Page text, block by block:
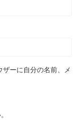
ーに自分の名前、メ